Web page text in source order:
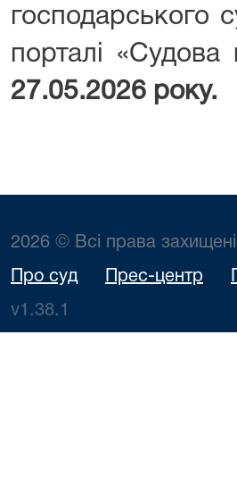
господарського
порталі «Судова
27.05.2026 року.
2026 © Всі права захищені
Про суд Прес-центр
v1.38.1